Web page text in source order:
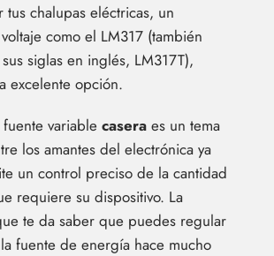
tus chalupas eléctricas, un
como el LM317 (también
siglas en inglés, LM317T),
excelente opción.
variable casera es un tema
los amantes del electrónica ya
un control preciso de la cantidad
requiere su dispositivo. La
te da saber que puedes regular
fuente de energía hace mucho